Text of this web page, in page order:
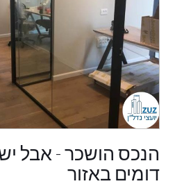
הנכס הושכר - אבל יש
דומים באזור